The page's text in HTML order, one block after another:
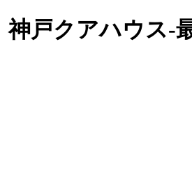
神戸クアハウス